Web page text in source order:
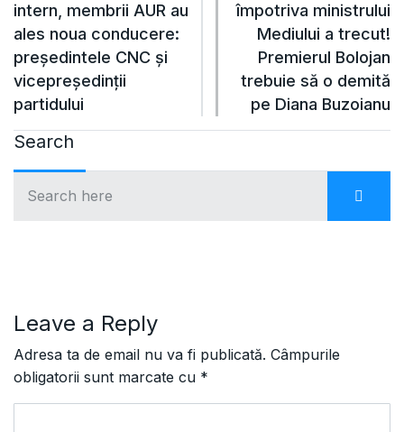
intern, membrii AUR au
ales noua conducere:
președintele CNC și
vicepreședinții
partidului
împotriva ministrului
Mediului a trecut!
Premierul Bolojan
trebuie să o demită
pe Diana Buzoianu
Search
Leave a Reply
Adresa ta de email nu va fi publicată. Câmpurile
obligatorii sunt marcate cu *